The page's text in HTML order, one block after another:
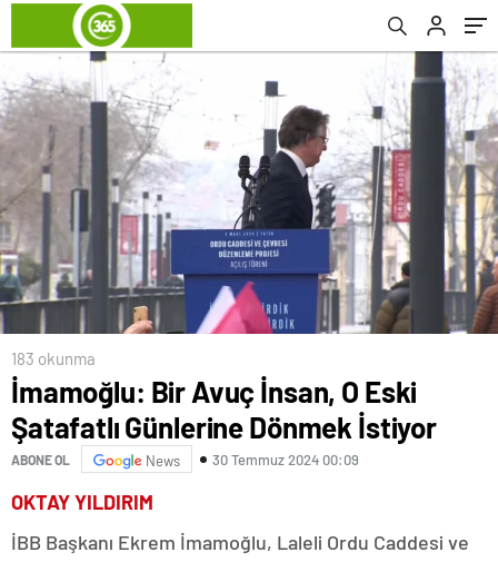
183 okunma
İmamoğlu: Bir Avuç İnsan, O Eski
Şatafatlı Günlerine Dönmek İstiyor
ABONE OL News 30 Temmuz 2024 00:09
OKTAY YILDIRIM
İBB Başkanı Ekrem İmamoğlu, Laleli Ordu Caddesi ve